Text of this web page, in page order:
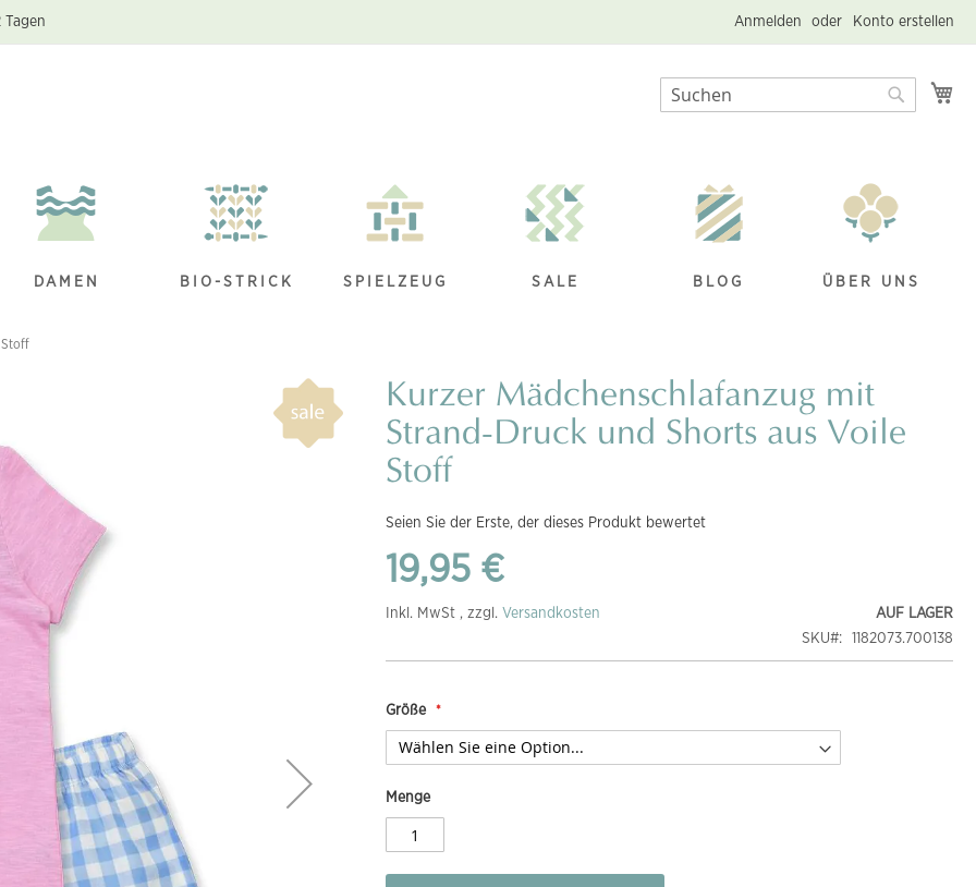
Anmelden Konto erstellen
Tagen
Suche
DAMEN BIO-STRICK SPIELZEUG SALE BLOG ÜBER UNS
Stoff
Kurzer Mädchenschlafanzug mit
Strand-Druck und Shorts aus Voile
Stoff
Seien Sie der Erste, der dieses Produkt bewertet
19,95 €
AUF LAGER
SKU
1182073.700138
Inkl. MwSt , zzgl. Versandkosten
Größe
Menge